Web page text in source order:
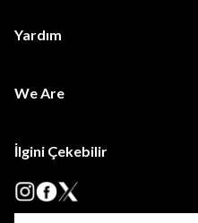
Yardım
We Are
İlgini Çekebilir